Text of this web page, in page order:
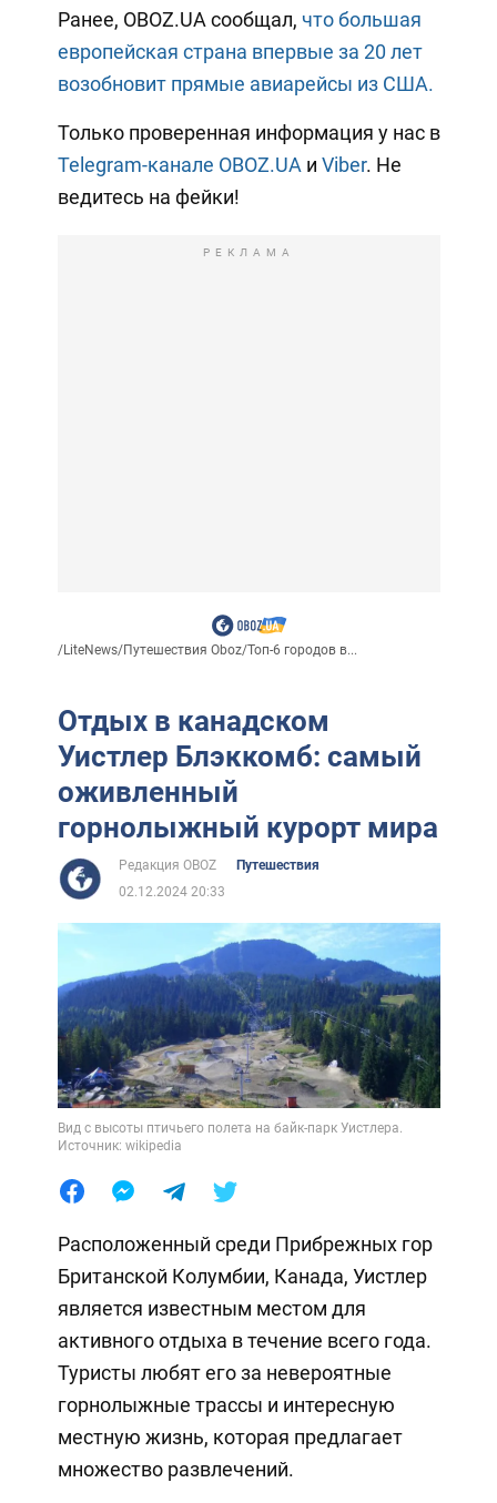
Ранее, OBOZ.UA сообщал, что большая
европейская страна впервые за 20 лет
возобновит прямые авиарейсы из США.
Только проверенная информация у нас в
Telegram-канале OBOZ.UA и Viber. Не
ведитесь на фейки!
РЕКЛАМА
/LiteNews/Путешествия Oboz/Топ-6 городов в...
Отдых в канадском
Уистлер Блэккомб: самый
оживленный
горнолыжный курорт мира
Редакция OBOZ
Путешествия
02.12.2024 20:33
Вид с высоты птичьего полета на байк-парк Уистлера.
Источник: wikipedia
Расположенный среди Прибрежных гор
Британской Колумбии, Канада, Уистлер
является известным местом для
активного отдыха в течение всего года.
Туристы любят его за невероятные
горнолыжные трассы и интересную
местную жизнь, которая предлагает
множество развлечений.